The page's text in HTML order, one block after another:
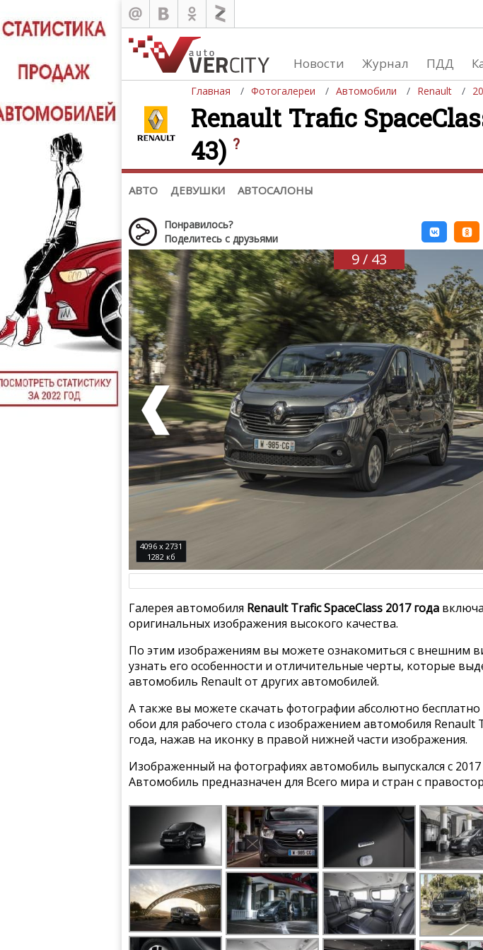
Новости Журнал ПДД
Главная Фотогалереи Автомобили Renault
Renault Trafic
43) ?
АВТО ДЕВУШКИ АВТОСАЛОНЫ
Автомобили
Последние добавления
Список марок
(+1102)
Девушки и автомобили
Девушки и мото
Понравилось?
Поделитесь с друзьями
9 / 43
4096 x 2731
1282 кб
Галерея автомобиля Renault Trafic SpaceClass 2017 года
оригинальных изображения высокого качества.
По этим изображениям вы можете ознакомиться с внешним
узнать его особенности и отличительные черты, которые
автомобиль Renault от других автомобилей.
А также вы можете скачать фотографии абсолютно бесплатно
обои для рабочего стола с изображением автомобиля Renault
года, нажав на иконку в правой нижней части изображения.
Изображенный на фотографиях автомобиль выпускался с 2017
Автомобиль предназначен для Всего мира и стран с